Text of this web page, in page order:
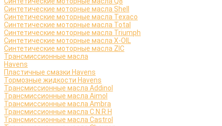
Синтетические моторные масла Shell
Синтетические моторные масла Texaco
Синтетические моторные масла Total
Синтетические моторные масла Triumph
Синтетические моторные масла X-OIL
Синтетические моторные масла ZIC
Трансмиссионные масла
Havens
Пластичные смазки Havens
Тормозные жидкости Havens
Трансмиссионные масла Addinol
Трансмиссионные масла Aimol
Трансмиссионные масла Ambra
Трансмиссионные масла C.N.R.H
Трансмиссионные масла Castrol